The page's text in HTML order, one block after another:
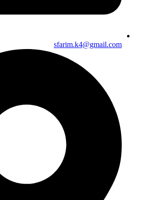
sfarim.k4@gmail.com